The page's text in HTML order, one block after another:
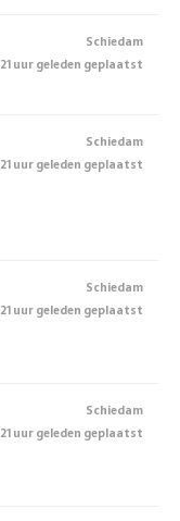
Schiedam
21 uur geleden geplaatst
Schiedam
21 uur geleden geplaatst
Schiedam
21 uur geleden geplaatst
Schiedam
21 uur geleden geplaatst